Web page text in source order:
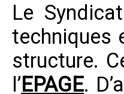
Le
techniques
structure.
l’EPAGE.